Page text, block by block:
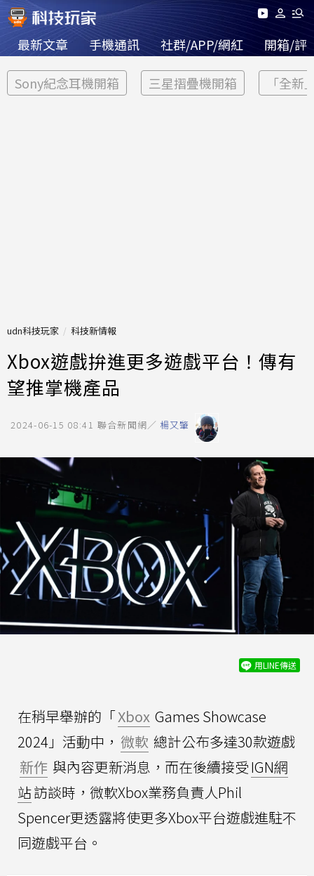
最新文章 手機通訊 社群/APP/網紅 開箱/評
Sony紀念耳機開箱 三星摺疊機開箱 「全新
udn科技玩家 科技新情報
Xbox遊戲拚進更多遊戲平台！傳有
望推掌機產品
2024-06-15 08:41 聯合新聞網／ 楊又肇
用LINE傳送
在稍早舉辦的「Xbox Games Showcase
2024」活動中， 微軟 總計公布多達30款遊戲
新作 與內容更新消息，而在後續接受IGN網
站訪談時，微軟Xbox業務負責人Phil
Spencer更透露將使更多Xbox平台遊戲進駐不
同遊戲平台。